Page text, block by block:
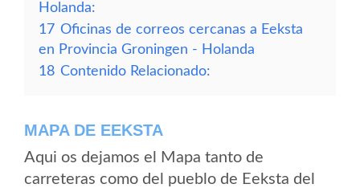
Holanda:
17 Oficinas de correos cercanas a Eeksta
en Provincia Groningen - Holanda
18 Contenido Relacionado:
MAPA DE EEKSTA
Aqui os dejamos el Mapa tanto de
carreteras como del pueblo de Eeksta del